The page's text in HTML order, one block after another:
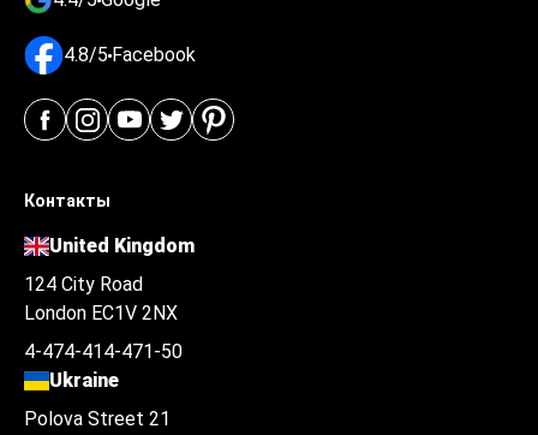
4.8/5 Facebook
Контакты
United Kingdom
124 City Road
London EC1V 2NX
4-474-414-471-50
Ukraine
Polova Street 21